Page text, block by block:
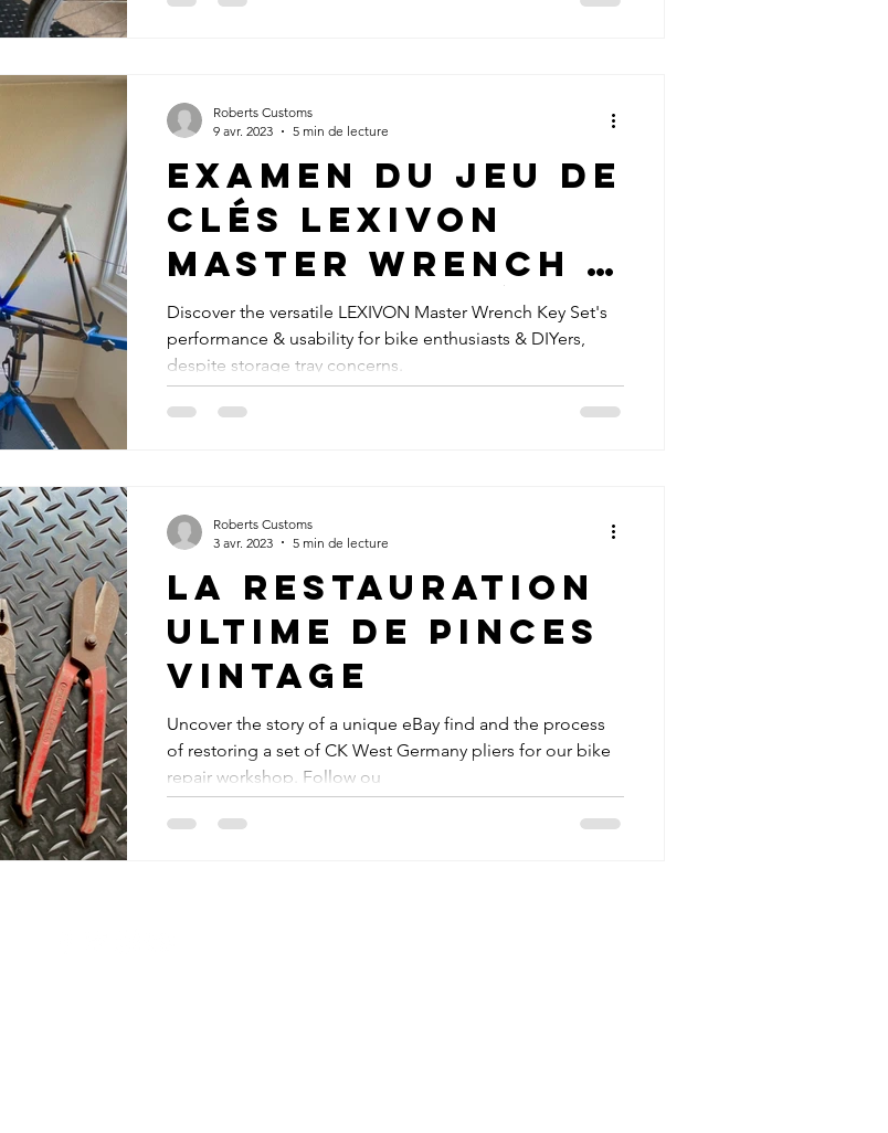
Examen du jeu de
clés LEXIVON
Master Wrench :
un jeu de clés
hexagonales
complet pour
Discover the versatile LEXIVON Master Wrench Key Set's
performance & usability for bike enthusiasts & DIYers,
despite storage tray concerns.
Roberts Customs
9 avr. 2023
5 min de lecture
La restauration
ultime de pinces
vintage
Uncover the story of a unique eBay find and the process
of restoring a set of CK West Germany pliers for our bike
repair workshop. Follow ou
Roberts Customs
3 avr. 2023
5 min de lecture